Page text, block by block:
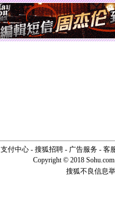
如意,快
[元旦]看
断电。爱
你是我专
[春节]传
片叶子是
送你一棵
支付中心- 搜狐招聘- 广告服务- 客
Copyright © 2018
搜狐不良信息